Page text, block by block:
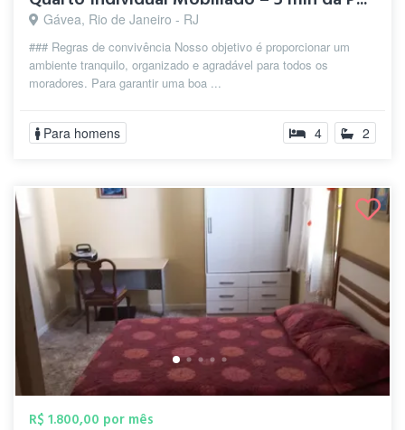
Gávea, Rio de Janeiro - RJ
### Regras de convivência Nosso objetivo é proporcionar um
ambiente tranquilo, organizado e agradável para todos os
moradores. Para garantir uma boa ...
Para homens 4 2
R$ 1.800,00 por mês